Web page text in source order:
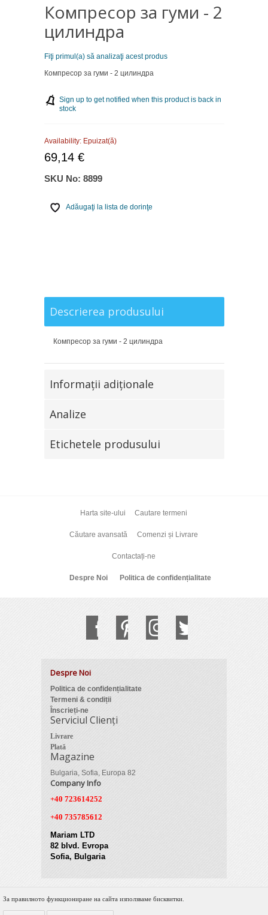
Компресор за гуми - 2
цилиндра
Fiţi primul(a) să analizaţi acest produs
Компресор за гуми - 2 цилиндра
Sign up to get notified when this product is back in
stock
Availability: Epuizat(ă)
69,14 €
SKU No: 8899
Adăugaţi la lista de dorinţe
Descrierea produsului
Компресор за гуми - 2 цилиндра
Informaţii adiţionale
Analize
Etichetele produsului
Harta site-ului Cautare termeni
Căutare avansată Comenzi și Livrare
Contactați-ne
Despre Noi Politica de confidențialitate
Despre Noi
Politica de confidențialitate
Termeni & condiții
Înscrieți-ne
Serviciul Clienți
Livrare
Plată
Magazine
Bulgaria, Sofia, Europa 82
Company Info
+40 723614252
+40 735785612
Mariam LTD
82 blvd. Evropa
Sofia, Bulgaria
© 2012 Zimber Tools. All Rights Reserved.
За правилното функциониране на сайта използваме бисквитки.